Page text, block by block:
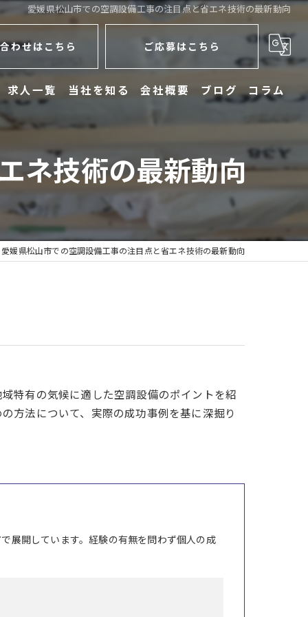
愛媛県松山市での空調設備工事の注目点と省エネ技術の最新動向
わせはこちら ご応募はこちら
求人一覧 当社を知る
学歴不問
働きやすい
電気工事
会社概要 ブログ コラム
ネ技術の最新動向
愛媛県松山市での空調設備工事の注目点と省エネ技術の最新動向
特有の気候に適した空調設備のポイントを紹
方法について、実際の成功事例を基に深掘り
展開しています。経験の有無を問わず個人の成